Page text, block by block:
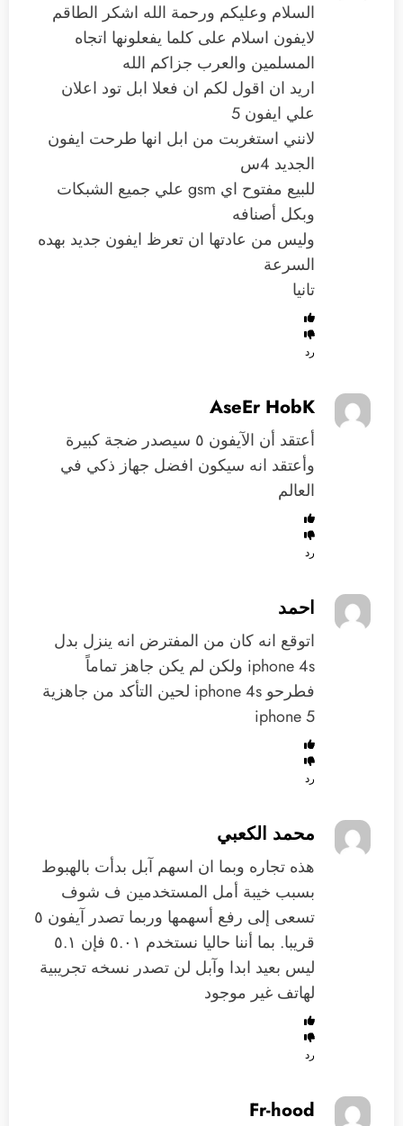
السلام وعليكم ورحمة الله اشكر الطاقم
لايفون اسلام على كلما يفعلونها اتجاه
المسلمين والعرب جزاكم الله
اريد ان اقول لكم ان فعلا ابل تود اعلان
علي ايفون 5
لانني استغربت من ابل انها طرحت ايفون
الجديد 4س
للبيع مفتوح اي gsm علي جميع الشبكات
وبكل أصنافه
وليس من عادتها ان تعرظ ايفون جديد بهده
السرعة
تانيا
رد
AseEr HobK
أعتقد أن الآيفون ٥ سيصدر ضجة كبيرة
وأعتقد انه سيكون افضل جهاز ذكي في
العالم
رد
احمد
اتوقع انه كان من المفترض انه ينزل بدل
iphone 4s ولكن لم يكن جاهز تماماً
فطرحو iphone 4s لحين التأكد من جاهزية
iphone 5
رد
محمد الكعبي
هذه تجاره وبما ان اسهم آبل بدأت بالهبوط
بسبب خيبة أمل المستخدمين ف شوف
تسعى إلى رفع أسهمها وربما تصدر آيفون ٥
قريبا. بما أننا حاليا نستخدم ٥.٠١ فإن ٥.١
ليس بعيد ابدا وآبل لن تصدر نسخه تجريبية
لهاتف غير موجود
رد
Fr-hood